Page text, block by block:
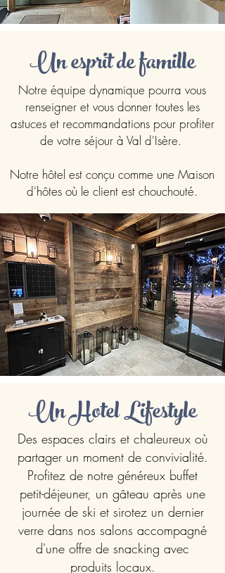
Un esprit de famille
Notre équipe dynamique pourra vous
renseigner et vous donner toutes les
astuces et recommandations pour profiter
de votre séjour à Val d'Isère.
Notre hôtel est conçu comme une Maison
d'hôtes où le client est chouchouté.
Un Hotel Lifestyle
Des espaces clairs et chaleureux où
partager un moment de convivialité.
Profitez de notre généreux buffet
petit-déjeuner, un gâteau après une
journée de ski et sirotez un dernier
verre dans nos salons accompagné
d'une offre de snacking avec
produits locaux.